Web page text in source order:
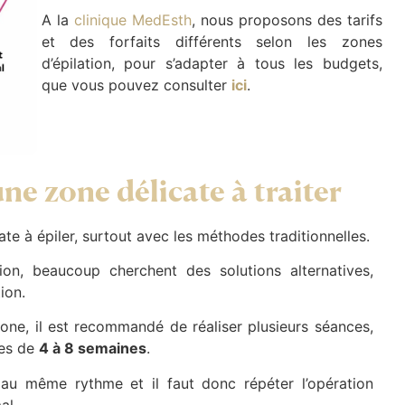
A la clinique MedEsth, nous proposons des tarifs
et des forfaits différents selon les zones
d’épilation, pour s’adapter à tous les budgets,
que vous pouvez consulter ici.
zone délicate à traiter
à épiler, surtout avec les méthodes traditionnelles.
beaucoup cherchent des solutions alternatives,
il est recommandé de réaliser plusieurs séances,
de 4 à 8 semaines.
même rythme et il faut donc répéter l’opération